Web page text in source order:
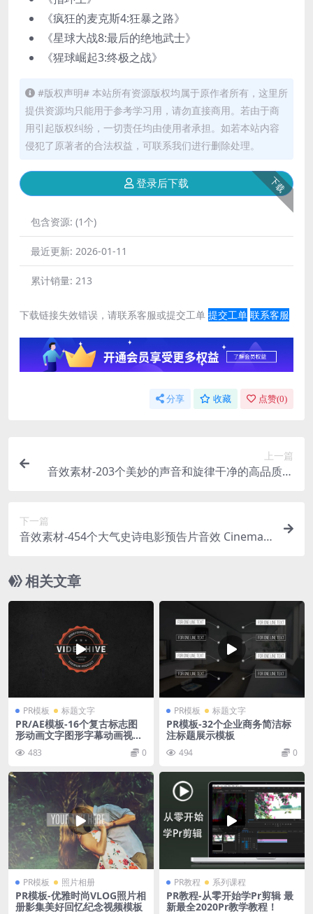
《疯狂的麦克斯4:狂暴之路》
《星球大战8:最后的绝地武士》
《猩球崛起3:终极之战》
#版权声明# 本站所有资源版权均属于原作者所有，这里所
提供资源均只能用于参考学习用，请勿直接商用。若由于商
用引起版权纠纷，一切责任均由使用者承担。如若本站内容
侵犯了原著者的合法权益，可联系我们进行删除处理。
下载
登录后下载
包含资源: (1个)
最近更新: 2026-01-11
累计销量: 213
下载链接失效错误，请联系客服或提交工单 提交工单 联系客服
分享 收藏 点赞(0)
上一篇
音效素材-203个美妙的声音和旋律干净的高品质女
下一篇
音效素材-454个大气史诗电影预告片音效 Cinemati
相关文章
PR模板 标题文字
PR/AE模板-16个复古标志图
形动画文字图形字幕动画视频
模板483 0
PR模板 标题文字
PR模板-32个企业商务简洁标
注标题展示模板
494 0
PR模板 照片相册
PR模板-优雅时尚VLOG照片相
册影集美好回忆纪念视频模板
PR教程 系列课程
PR教程-从零开始学Pr剪辑 最
新最全2020Pr教学教程！